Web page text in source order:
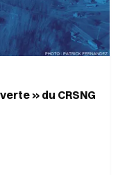
» du CRSNG